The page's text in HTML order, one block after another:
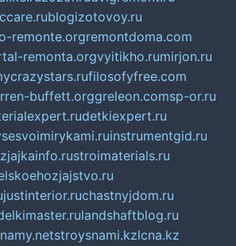
blogizotovoy.ru
remonte.orgremontdoma.com
remonta.orgvyitikho.rumirjon.ru
filosofyfree.com
buffett.orggreleon.comsp-or.ru
detkiexpert.ru
instrumentgid.ru
stroimaterials.ru
justinterior.ruchastnyjdom.ru
landshaftblog.ru
stroysnami.kzlcna.kz